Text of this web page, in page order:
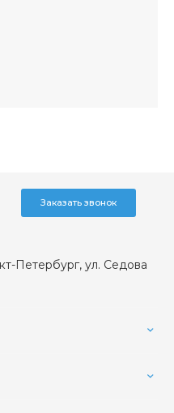
Заказать звонок
Петербург, ул. Седова